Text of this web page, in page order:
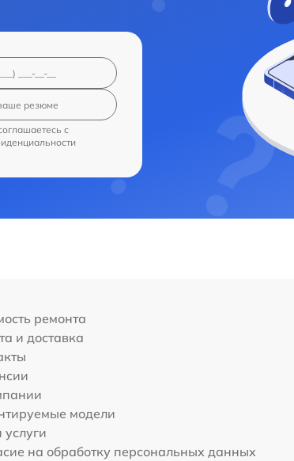
с
ремонта
и доставка
модели
на обработку персональных данных